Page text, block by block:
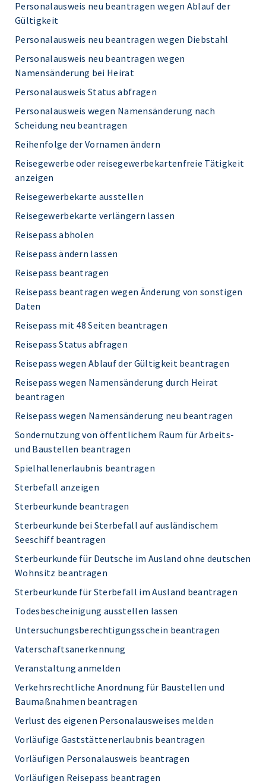
Personalausweis neu beantragen wegen Ablauf der
Gültigkeit
Personalausweis neu beantragen wegen Diebstahl
Personalausweis neu beantragen wegen
Namensänderung bei Heirat
Personalausweis Status abfragen
Personalausweis wegen Namensänderung nach
Scheidung neu beantragen
Reihenfolge der Vornamen ändern
Reisegewerbe oder reisegewerbekartenfreie Tätigkeit
anzeigen
Reisegewerbekarte ausstellen
Reisegewerbekarte verlängern lassen
Reisepass abholen
Reisepass ändern lassen
Reisepass beantragen
Reisepass beantragen wegen Änderung von sonstigen
Daten
Reisepass mit 48 Seiten beantragen
Reisepass Status abfragen
Reisepass wegen Ablauf der Gültigkeit beantragen
Reisepass wegen Namensänderung durch Heirat
beantragen
Reisepass wegen Namensänderung neu beantragen
Sondernutzung von öffentlichem Raum für Arbeits-
und Baustellen beantragen
Spielhallenerlaubnis beantragen
Sterbefall anzeigen
Sterbeurkunde beantragen
Sterbeurkunde bei Sterbefall auf ausländischem
Seeschiff beantragen
Sterbeurkunde für Deutsche im Ausland ohne deutschen
Wohnsitz beantragen
Sterbeurkunde für Sterbefall im Ausland beantragen
Todesbescheinigung ausstellen lassen
Untersuchungsberechtigungsschein beantragen
Vaterschaftsanerkennung
Veranstaltung anmelden
Verkehrsrechtliche Anordnung für Baustellen und
Baumaßnahmen beantragen
Verlust des eigenen Personalausweises melden
Vorläufige Gaststättenerlaubnis beantragen
Vorläufigen Personalausweis beantragen
Vorläufigen Reisepass beantragen